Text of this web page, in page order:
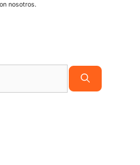
nosotros.